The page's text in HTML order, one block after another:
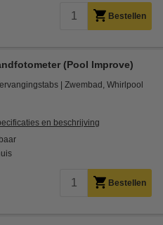
Bestellen
(Pool Improve)
Zwembad, Whirlpool
en beschrijving
Bestellen